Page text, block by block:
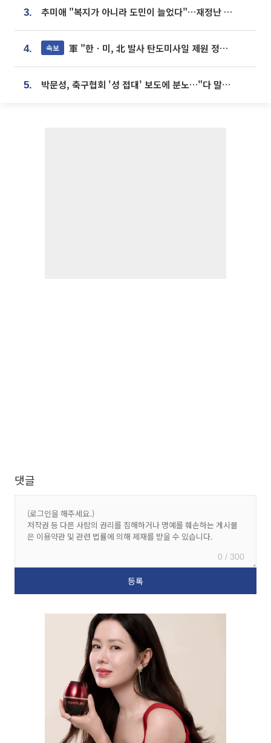
3. 추미애 "복지가 아니라 도민이 늘었다"…재정난 책임론 정면돌파
4. 속보 軍 "한ㆍ미, 北 발사 탄도미사일 제원 정밀분석 중"
5. 박문성, 축구협회 '성 접대' 보도에 분노…"다 말아먹으려고 작정했나"
댓글
0 / 300